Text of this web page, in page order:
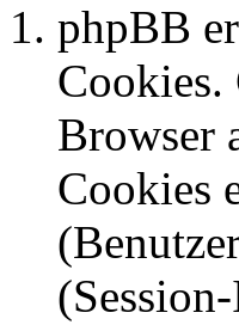
phpBB
Cookies.
Browser
Cookies